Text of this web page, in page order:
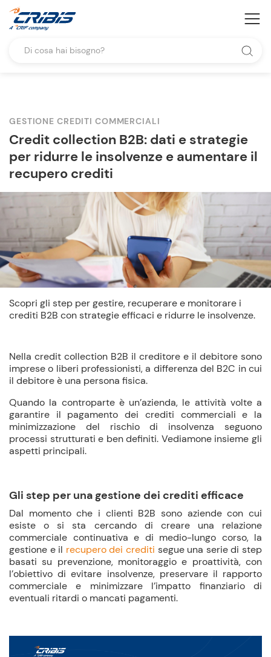
GESTIONE CREDITI COMMERCIALI
Credit collection B2B: dati e strategie
per ridurre le insolvenze e aumentare il
recupero crediti
Scopri gli step per gestire, recuperare e monitorare i
crediti B2B con strategie efficaci e ridurre le insolvenze.
Nella credit collection B2B il creditore e il debitore sono
imprese o liberi professionisti, a differenza del B2C in cui
il debitore è una persona fisica.
Quando la controparte è un’azienda, le attività volte a
garantire il pagamento dei crediti commerciali e la
minimizzazione del rischio di insolvenza seguono
processi strutturati e ben definiti. Vediamone insieme gli
aspetti principali.
Gli step per una gestione dei crediti efficace
Dal momento che i clienti B2B sono aziende con cui
esiste o si sta cercando di creare una relazione
commerciale continuativa e di medio-lungo corso, la
gestione e il recupero dei crediti segue una serie di step
basati su prevenzione, monitoraggio e proattività, con
l’obiettivo di evitare insolvenze, preservare il rapporto
commerciale e minimizzare l’impatto finanziario di
eventuali ritardi o mancati pagamenti.